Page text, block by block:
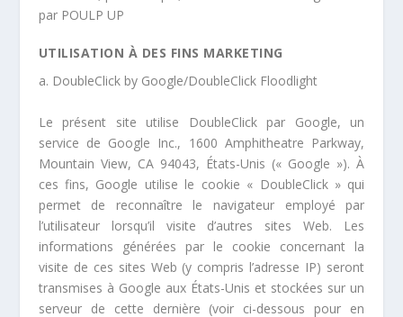
par POULP UP
UTILISATION À DES FINS MARKETING
a. DoubleClick by Google/DoubleClick Floodlight
Le présent site utilise DoubleClick par Google, un
service de Google Inc., 1600 Amphitheatre Parkway,
Mountain View, CA 94043, États-Unis (« Google »). À
ces fins, Google utilise le cookie « DoubleClick » qui
permet de reconnaître le navigateur employé par
l’utilisateur lorsqu’il visite d’autres sites Web. Les
informations générées par le cookie concernant la
visite de ces sites Web (y compris l’adresse IP) seront
transmises à Google aux États-Unis et stockées sur un
serveur de cette dernière (voir ci-dessous pour en